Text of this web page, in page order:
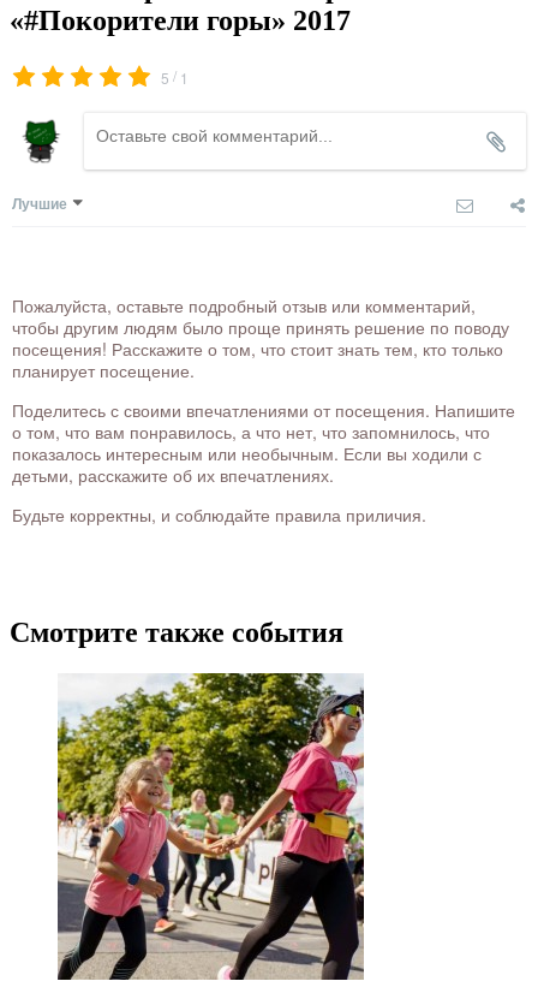
«#Покорители горы» 2017
5 / 1
Лучшие
Пожалуйста, оставьте подробный отзыв или комментарий,
чтобы другим людям было проще принять решение по поводу
посещения! Расскажите о том, что стоит знать тем, кто только
планирует посещение.
Поделитесь с своими впечатлениями от посещения. Напишите
о том, что вам понравилось, а что нет, что запомнилось, что
показалось интересным или необычным. Если вы ходили с
детьми, расскажите об их впечатлениях.
Будьте корректны, и соблюдайте правила приличия.
Смотрите также события